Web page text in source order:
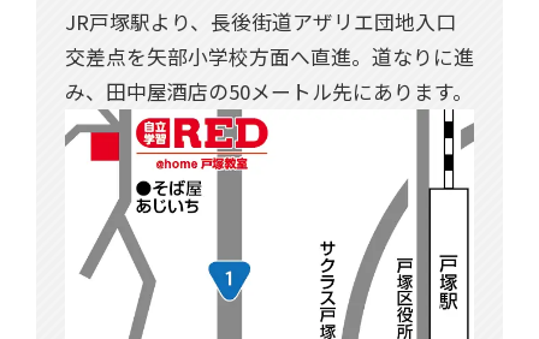
JR戸塚駅より、長後街道アザリエ団地入口
交差点を矢部小学校方面へ直進。道なりに進
み、田中屋酒店の50メートル先にあります。